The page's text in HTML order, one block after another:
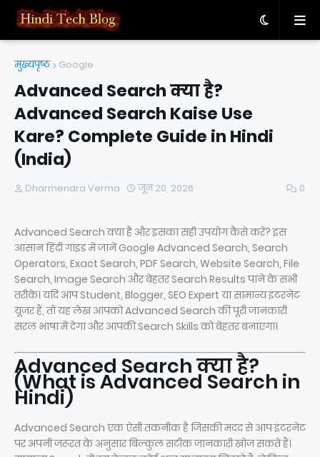
मुख्यपृष्ठ Google
Advanced Search क्या है?
Advanced Search Kaise Use
Kare? Complete Guide in Hindi
(India)
Dharmendra Verma जून 20, 2026 0
Advanced Search क्या है और इसका सही उपयोग कैसे करें? इस
आसान हिंदी गाइड में जानें Google Advanced Search, Search
Operators, Exact Search, PDF Search, Website Search, File
Search, Image Search और बेहतर Search Results पाने के सभी
तरीके। यदि आप Student, Blogger, SEO Expert या सामान्य इंटरनेट
यूजर हैं, तो यह लेख आपको Advanced Search की पूरी जानकारी
सरल भाषा में देगा और आपकी Search Skills को बेहतर बनाएगा।
Advanced Search क्या है?
(What is Advanced Search in
Hindi)
Advanced Search एक ऐसी तकनीक है जिसकी मदद से आप इंटरनेट
पर अपनी जरूरत के अनुसार बिल्कुल सटीक जानकारी खोज सकते हैं।